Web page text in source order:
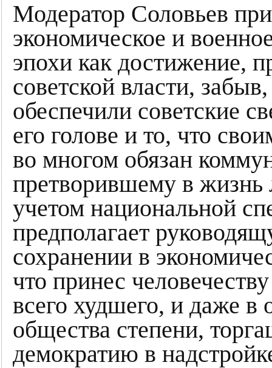
Модератор Соловьев
экономическое и
эпохи как достижение,
советской власти,
обеспечили советские
его голове и то, что
во многом обязан
претворившему в
учетом национальной
предполагает
сохранении в
что принес
всего худшего, и даже в
общества степени,
демократию в